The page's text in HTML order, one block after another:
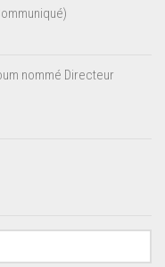
nommé Directeur